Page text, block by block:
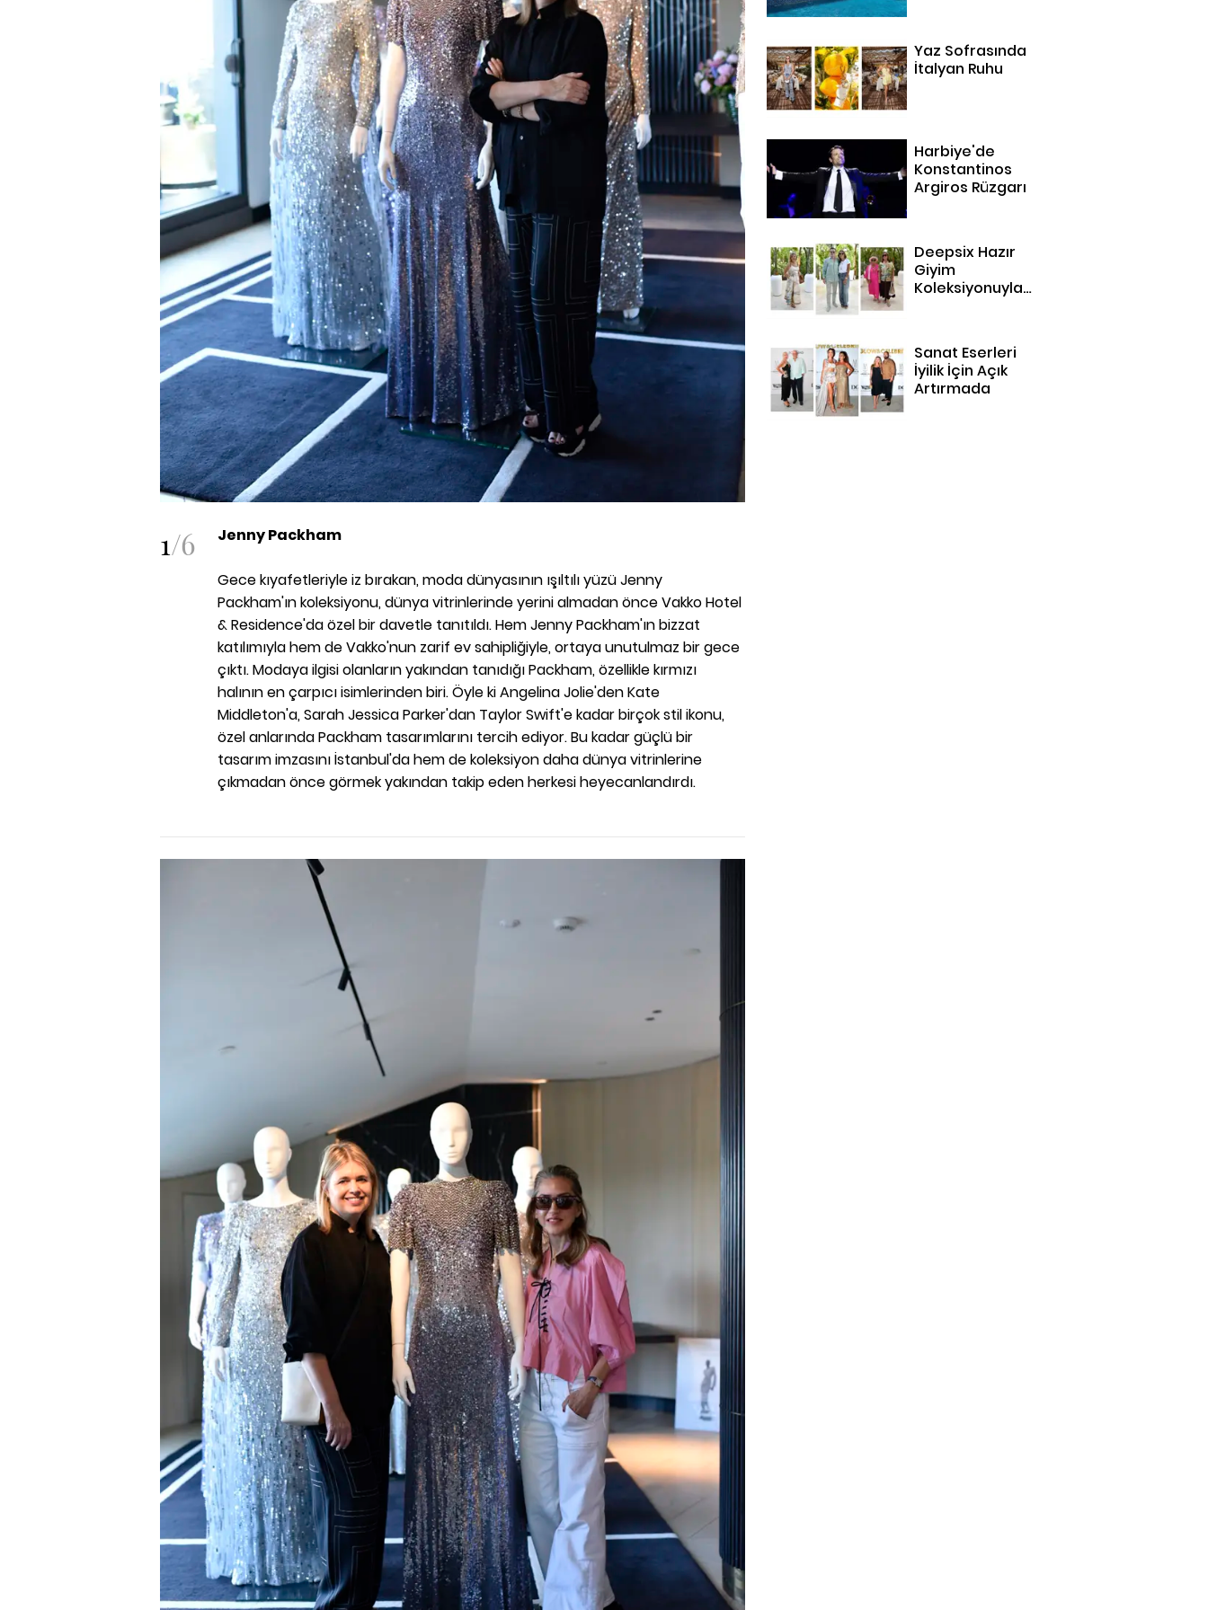
1/6 Jenny Packham
Gece kıyafetleriyle iz bırakan, moda dünyasının ışıltılı yüzü Jenny
Packham'ın koleksiyonu, dünya vitrinlerinde yerini almadan önce Vakko Hotel
& Residence'da özel bir davetle tanıtıldı. Hem Jenny Packham'ın bizzat
katılımıyla hem de Vakko'nun zarif ev sahipliğiyle, ortaya unutulmaz bir gece
çıktı. Modaya ilgisi olanların yakından tanıdığı Packham, özellikle kırmızı
halının en çarpıcı isimlerinden biri. Öyle ki Angelina Jolie'den Kate
Middleton'a, Sarah Jessica Parker'dan Taylor Swift'e kadar birçok stil ikonu,
özel anlarında Packham tasarımlarını tercih ediyor. Bu kadar güçlü bir
tasarım imzasını İstanbul'da hem de koleksiyon daha dünya vitrinlerine
çıkmadan önce görmek yakından takip eden herkesi heyecanlandırdı.
Yaz Sofrasında
İtalyan Ruhu
Harbiye'de
Konstantinos
Argiros Rüzgarı
Deepsix Hazır
Giyim
Koleksiyonuyla
Sanat Eserleri
İyilik İçin Açık
Artırmada